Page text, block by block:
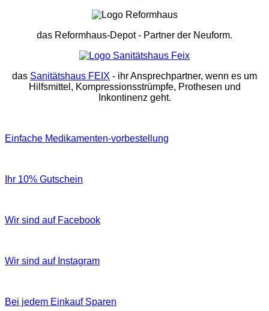
das Reformhaus-Depot- Partner der Neuform.
das Sanitätshaus FEIX - ihr Ansprechpartner, wenn es um
Hilfsmittel, Kompressionsstrümpfe, Prothesen und
Inkontinenz geht.
Einfache Medikamenten-vorbestellung
Ihr 10% Gutschein
Wir sind auf Facebook
Wir sind auf Instagram
Bei jedem Einkauf Sparen